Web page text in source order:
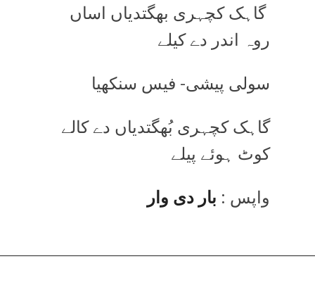
گاہک کچہری بھگتدیاں اساں
روہ اندر دے کیلے
سولی پیشی- فیس سنکھیا
گاہک کچہری بُھگتدیاں دے کالے
کوٹ ہوئے پیلے
واپس : بار دی وار